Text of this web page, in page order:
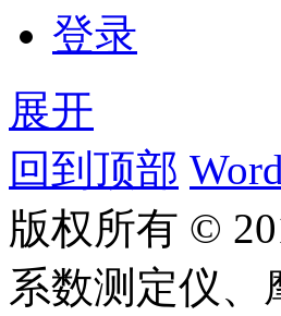
登录
展开
回到顶部
版权所有 ©
系数测定仪